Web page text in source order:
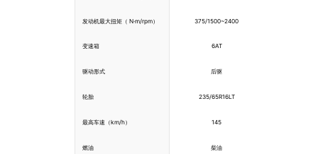
发动机最大扭矩（ N·m/rpm） 375/1500~2400
变速箱 6AT
驱动形式 后驱
轮胎 235/65R16LT
最高车速（km/h） 145
燃油 柴油